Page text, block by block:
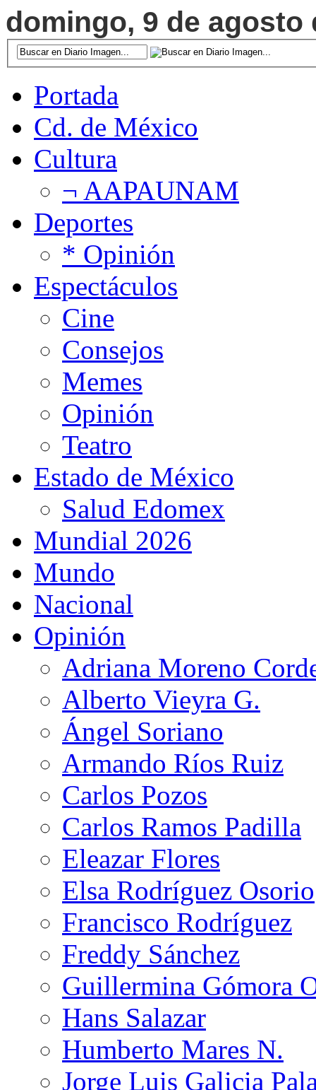
domingo, 9 de agosto
Portada
Cd. de México
Cultura
¬ AAPAUNAM
Deportes
* Opinión
Espectáculos
Cine
Consejos
Memes
Opinión
Teatro
Estado de México
Salud Edomex
Mundial 2026
Mundo
Nacional
Opinión
Adriana Moreno
Alberto Vieyra G.
Ángel Soriano
Armando Ríos Ruiz
Carlos Pozos
Carlos Ramos Padilla
Eleazar Flores
Elsa Rodríguez Osorio
Francisco Rodríguez
Freddy Sánchez
Guillermina Gómora
Hans Salazar
Humberto Mares N.
Jorge Luis Galicia